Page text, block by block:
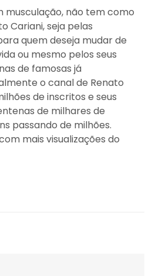
musculação, não tem como
Cariani, seja pelas
quem deseja mudar de
ou mesmo pelos seus
de famosas já
o canal de Renato
de inscritos e seus
de milhares de
passando de milhões.
mais visualizações do